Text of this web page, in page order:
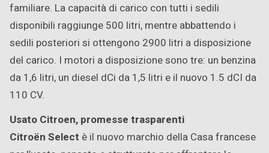
familiare. La capacità di carico con tutti i sedili
disponibili raggiunge 500 litri, mentre abbattendo i
sedili posteriori si ottengono 2900 litri a disposizione
del carico. I motori a disposizione sono tre: un benzina
da 1,6 litri, un diesel dCi da 1,5 litri e il nuovo 1.5 dCI da
110 CV.
Usato Citroen, promesse trasparenti
Citroën Select è il nuovo marchio della Casa francese